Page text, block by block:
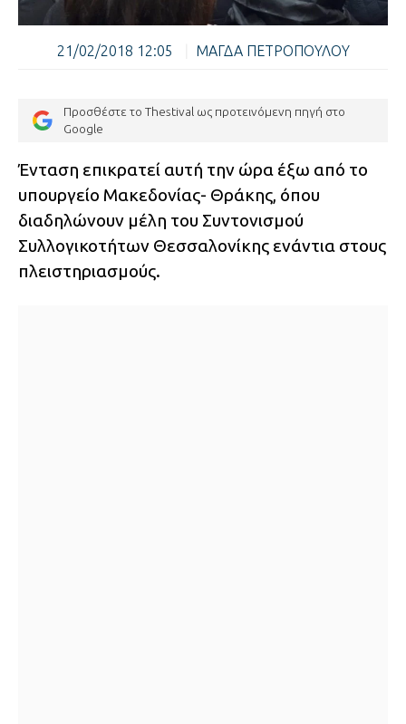
21/02/2018 12:05 ΜΑΓΔΑ ΠΕΤΡΟΠΟΥΛΟΥ
Προσθέστε το Thestival ως προτεινόμενη πηγή στο
Google
Ένταση επικρατεί αυτή την ώρα έξω από το
υπουργείο Μακεδονίας- Θράκης, όπου
διαδηλώνουν μέλη του Συντονισμού
Συλλογικοτήτων Θεσσαλονίκης ενάντια στους
πλειστηριασμούς.